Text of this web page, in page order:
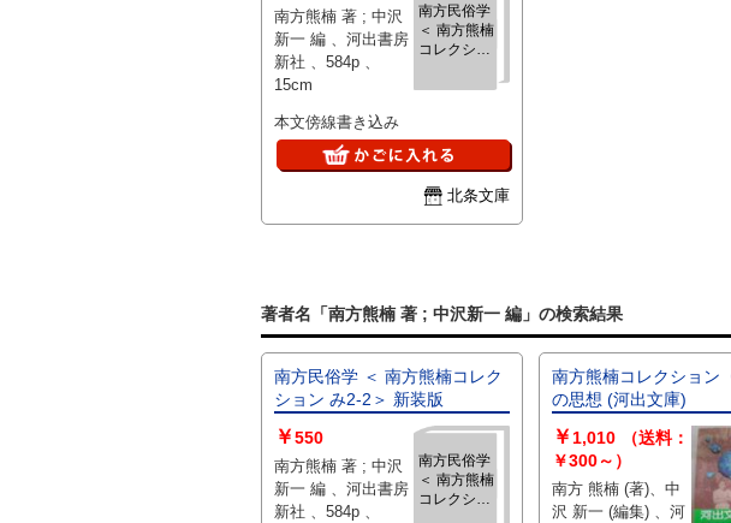
南方民俗学
＜ 南方熊楠
コレクショ
新装版
南方熊楠 著 ; 中沢
新一 編 、河出書房
新社 、584p 、
15cm
本文傍線書き込み
北条文庫
著者名「南方熊楠 著 ; 中沢新一 編」の検索結果
南方民俗学 ＜ 南方熊楠コレク
ション み2-2＞ 新装版
南方民俗学
＜ 南方熊楠
コレクショ
￥550
南方熊楠 著 ; 中沢
新一 編 、河出書房
新社 、584p 、
南方熊楠コレクション
の思想 (河出文庫)
￥ 1,010
（送料：
￥300～）
南方 熊楠 (著)、中
沢 新一 (編集) 、河